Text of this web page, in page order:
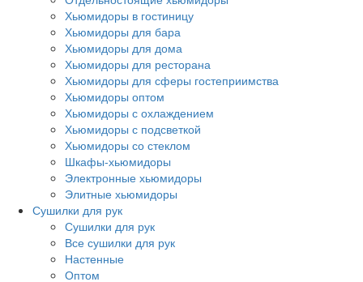
Хьюмидоры в гостиницу
Хьюмидоры для бара
Хьюмидоры для дома
Хьюмидоры для ресторана
Хьюмидоры для сферы гостеприимства
Хьюмидоры оптом
Хьюмидоры с охлаждением
Хьюмидоры с подсветкой
Хьюмидоры со стеклом
Шкафы-хьюмидоры
Электронные хьюмидоры
Элитные хьюмидоры
Сушилки для рук
Сушилки для рук
Все сушилки для рук
Настенные
Оптом